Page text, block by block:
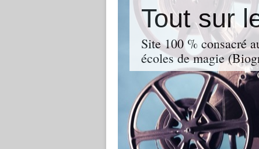
Tout sur
Site 100 % consacré
écoles de magie